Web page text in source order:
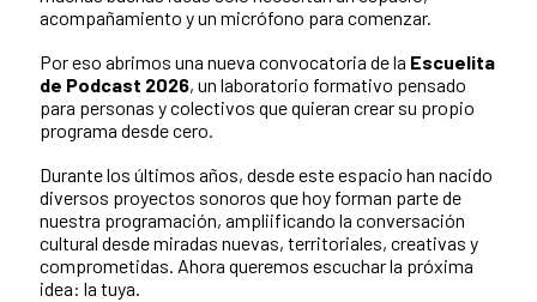
acompañamiento y un micrófono para comenzar.
Por eso abrimos una nueva convocatoria de la Escuelita
de Podcast 2026, un laboratorio formativo pensado
para personas y colectivos que quieran crear su propio
programa desde cero.
Durante los últimos años, desde este espacio han nacido
diversos proyectos sonoros que hoy forman parte de
nuestra programación, ampliificando la conversación
cultural desde miradas nuevas, territoriales, creativas y
comprometidas. Ahora queremos escuchar la próxima
idea: la tuya.